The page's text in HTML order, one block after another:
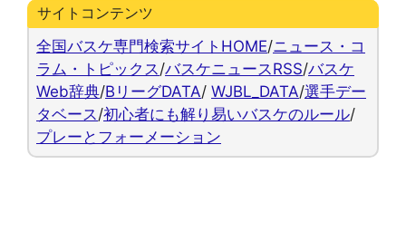
サイトコンテンツ
全国バスケ専門検索サイトHOME/ニュース・コ
ラム・トピックス /バスケニュースRSS/バスケ
Web辞典/BリーグDATA/ WJBL_DATA/選手デー
タベース /初心者にも解り易いバスケのルール/
プレーとフォーメーション